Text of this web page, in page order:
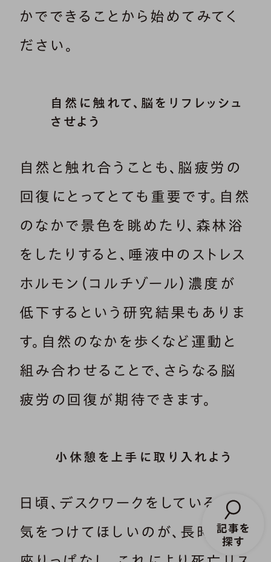
かでできることから始めてみてく
ださい。
自然に触れて、脳をリフレッシュ
させよう
自然と触れ合うことも、脳疲労の
回復にとってとても重要です。自然
のなかで景色を眺めたり、森林浴
をしたりすると、唾液中のストレス
ホルモン（コルチゾール）濃度が
低下するという研究結果もありま
す。自然のなかを歩くなど運動と
組み合わせることで、さらなる脳
疲労の回復が期待できます。
小休憩を上手に取り入れよう
日頃、デスクワークをしている人に
気をつけてほしいのが、長時間の